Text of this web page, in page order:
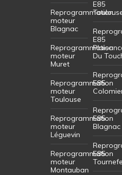
Reprogrammation
moteur
Blagnac
Reprogrammation
moteur
Muret
Reprogrammation
moteur
Toulouse
Reprogrammation
moteur
Léguevin
Reprogrammation
moteur
Montauban
E85
E85
Du
E85
E85
Blagnac
E85